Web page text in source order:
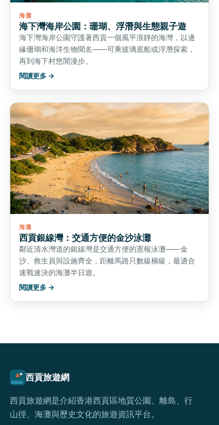
海灘
海下灣海岸公園：珊瑚、浮潛與生態親子遊
海下灣海岸公園守護著西貢一個風平浪靜的海灣，以邊
緣珊瑚和海洋生物聞名——可乘玻璃底船或浮潛探索，
再到海下村悠閒漫步。
閱讀更多 →
海灘
西貢銀線灣：交通方便的金沙泳灘
鄰近清水灣道的銀線灣是交通方便的憲報泳灘——金
沙、救生員與設施齊全，距離馬路只數級梯級，最適合
速戰速決的海灘半日遊。
閱讀更多 →
西貢旅遊網
西貢旅遊網是介紹香港西貢區地質公園、離島、行
山徑、海灘與歷史文化的旅遊資訊平台。